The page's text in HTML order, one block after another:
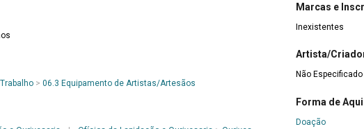
> 06.3 Equipamento de Artistas/Artesãos
Marcas e
Inexistentes
Artista/
Não Especificado
Forma de
Doação